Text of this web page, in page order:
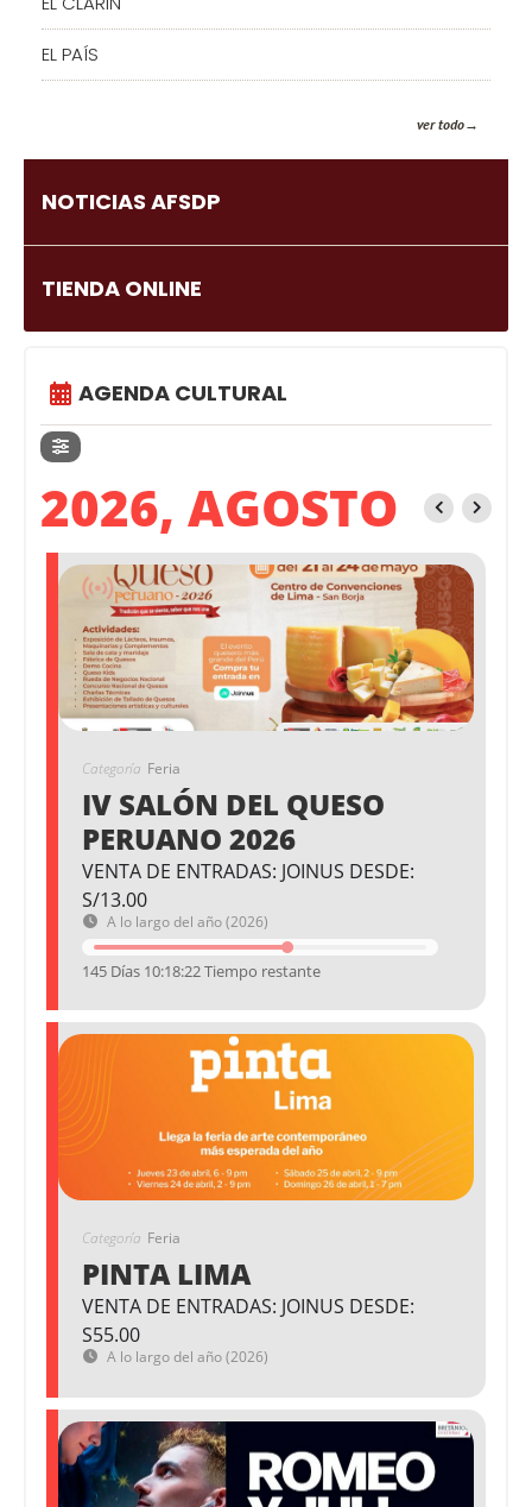
EL PAÍS
ver todo
NOTICIAS AFSDP
TIENDA ONLINE
AGENDA CULTURAL
2026, AGOSTO
Categoría Feria
IV SALÓN DEL QUESO
PERUANO 2026
VENTA DE ENTRADAS: JOINUS DESDE:
S/13.00
A lo largo del año (2026)
145 Días 10:18:21 Tiempo restante
Categoría Feria
PINTA LIMA
VENTA DE ENTRADAS: JOINUS DESDE:
S55.00
A lo largo del año (2026)